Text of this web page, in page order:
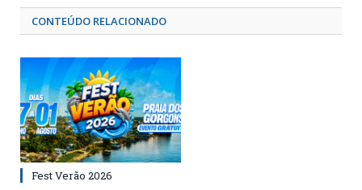
CONTEÚDO RELACIONADO
Fest Verão 2026